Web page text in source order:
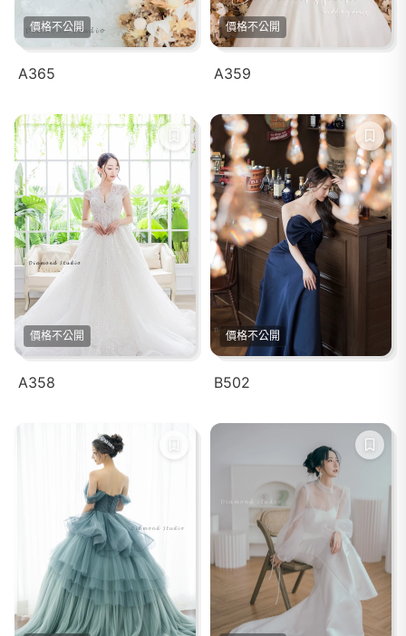
價格不公開
A365
價格不公開
A359
價格不公開
A358
價格不公開
B502